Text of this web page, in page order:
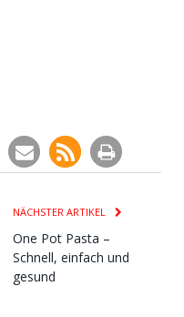
NÄCHSTER ARTIKEL
One Pot Pasta –
Schnell, einfach und
gesund